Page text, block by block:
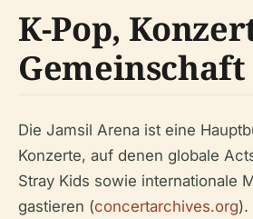
K-Pop,
Gemeinschaft
Die Jamsil Arena ist eine
Konzerte, auf denen globale
Stray Kids sowie internationale
gastieren (concertarchives.org).